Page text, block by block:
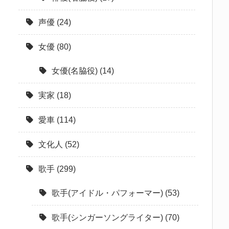
声優 (24)
女優 (80)
女優(名脇役) (14)
実家 (18)
愛車 (114)
文化人 (52)
歌手 (299)
歌手(アイドル・パフォーマー) (53)
歌手(シンガーソングライター) (70)